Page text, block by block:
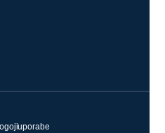
uporabe